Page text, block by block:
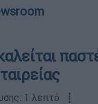
1 λεπτό ┋